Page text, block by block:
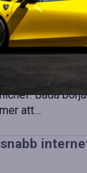
till
sin
HR-chef och
Båda
att…